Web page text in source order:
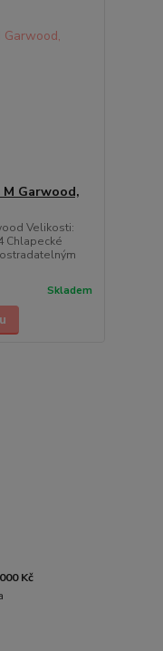
Garwood,
Velikosti:
Chlapecké
Skladem
Kč